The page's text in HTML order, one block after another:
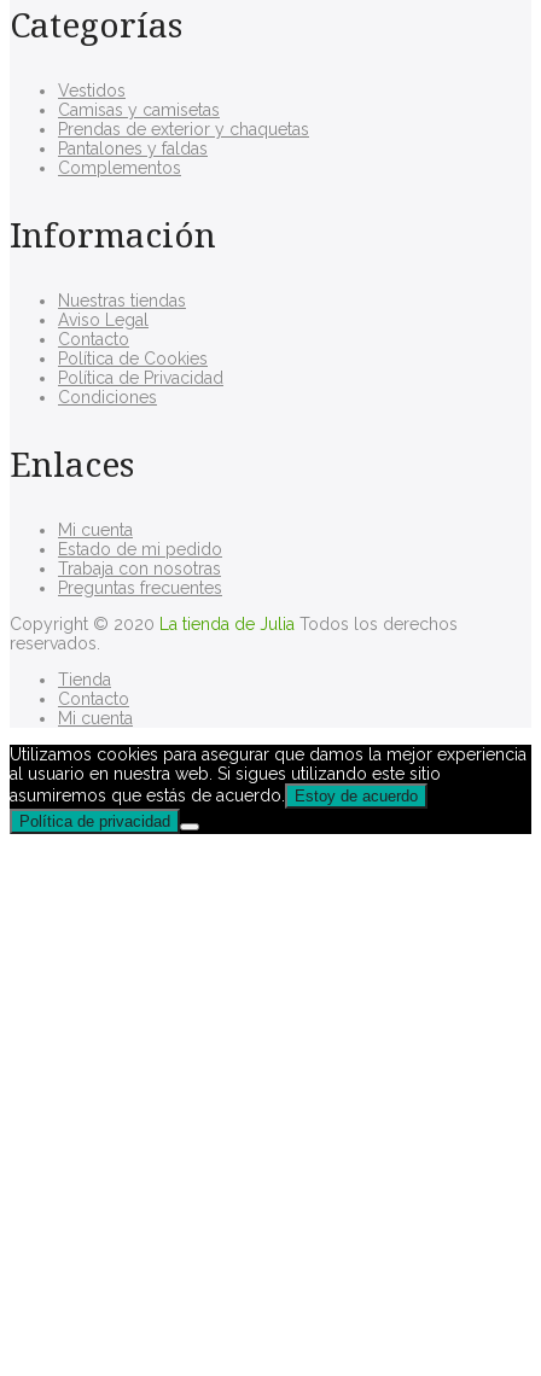
Categorías
Vestidos
Camisas y camisetas
Prendas de exterior y chaquetas
Pantalones y faldas
Complementos
Información
Nuestras tiendas
Aviso Legal
Contacto
Política de Cookies
Política de Privacidad
Condiciones
Enlaces
Mi cuenta
Estado de mi pedido
Trabaja con nosotras
Preguntas frecuentes
Copyright © 2020 La tienda de Julia Todos los derechos
reservados.
Tienda
Contacto
Mi cuenta
Utilizamos cookies para asegurar que damos la mejor experiencia
al usuario en nuestra web. Si sigues utilizando este sitio
asumiremos que estás de acuerdo.
Estoy de acuerdo
Política de privacidad